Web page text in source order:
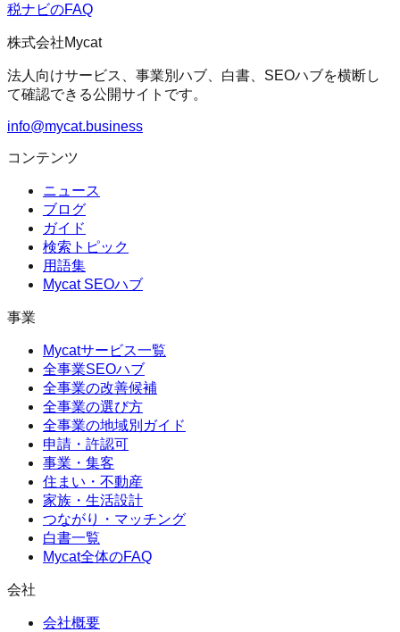
税ナビのFAQ
株式会社Mycat
法人向けサービス、事業別ハブ、白書、SEOハブを横断し
て確認できる公開サイトです。
info@mycat.business
コンテンツ
ニュース
ブログ
ガイド
検索トピック
用語集
Mycat SEOハブ
事業
Mycatサービス一覧
全事業SEOハブ
全事業の改善候補
全事業の選び方
全事業の地域別ガイド
申請・許認可
事業・集客
住まい・不動産
家族・生活設計
つながり・マッチング
白書一覧
Mycat全体のFAQ
会社
会社概要